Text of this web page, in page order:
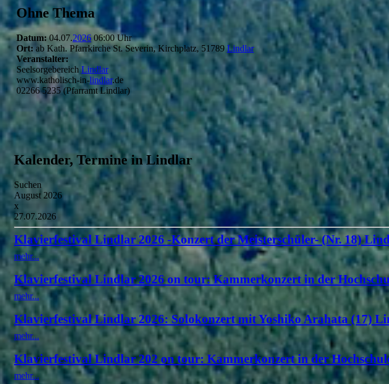
Ohne Thema
Datum:04.07.202606:00 Uhr
Ort: ab Kath. Pfarrkirche St. Severin, Kirchplatz, 51789 Lindlar
Veranstalter:
SeelsorgebereichLindlar
www.katholisch-in-lindlar.de
02266 5235 (Pfarramt Lindlar)
Kalender, Termine in Lindlar
Suchen
August 2026
x
27.07.2026
Klavierfestival Lindlar 2026 -Konzert der Meisterschüler- (Nr. 18)
mehr...
Klavierfestival Lindlar 2026 on tour: Kammerkonzert in der
mehr...
Klavierfestival Lindlar 2026: Solokonzert mit Yoshiko Arahata (17)
mehr...
Klavierfestival Lindlar 202 on tour: Kammerkonzert in der
mehr...